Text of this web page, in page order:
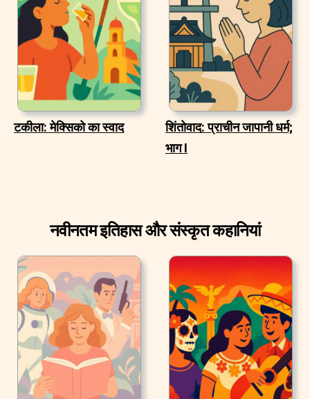
टकीला: मेक्सिको का स्वाद
शिंतोवाद: प्राचीन जापानी धर्म;
भाग I
नवीनतम इतिहास और संस्कृत कहानियां